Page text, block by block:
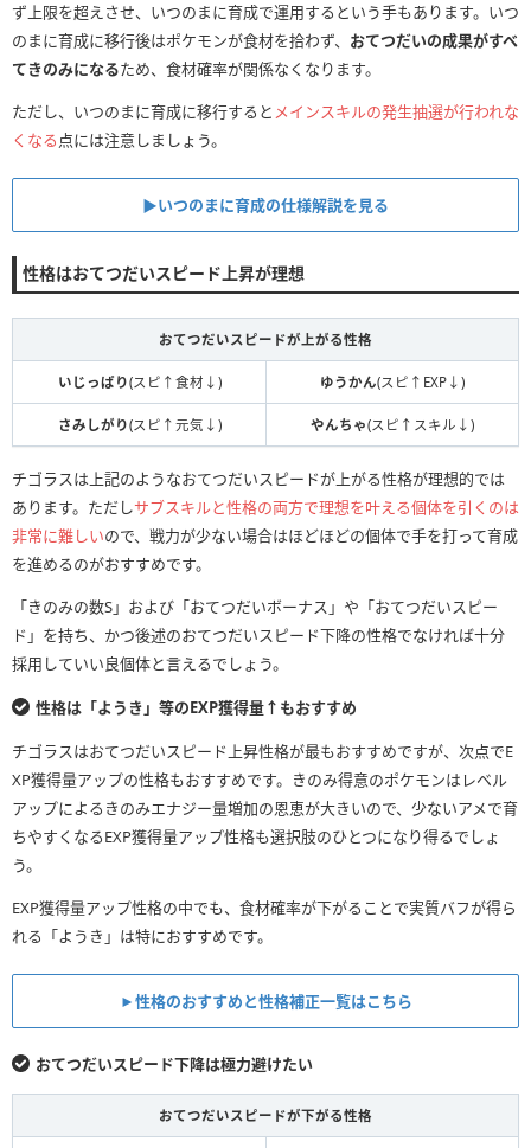
ず上限を超えさせ、いつのまに育成で運用するという手もあります。いつ
のまに育成に移行後はポケモンが食材を拾わず、 おてつだいの成果がすべ
てきのみになるため、食材確率が関係なくなります。
ただし、いつのまに育成に移行すると メインスキルの発生抽選が行われな
くなる 点には注意しましょう。
▶︎いつのまに育成の仕様解説を見る
性格はおてつだいスピード上昇が理想
おてつだいスピードが上がる性格
いじっぱり(スピ↑食材↓) ゆうかん(スピ↑EXP↓)
さみしがり(スピ↑元気↓) やんちゃ(スピ↑スキル↓)
チゴラスは上記のようなおてつだいスピードが上がる性格が理想的では
あります。ただしサブスキルと性格の両方で理想を叶える個体を引くのは
非常に難しいので、戦力が少ない場合はほどほどの個体で手を打って育成
を進めるのがおすすめです。
「きのみの数S」および「おてつだいボーナス」や「おてつだいスピー
ド」を持ち、かつ後述のおてつだいスピード下降の性格でなければ十分
採用していい良個体と言えるでしょう。
性格は「ようき」等のEXP獲得量↑もおすすめ
チゴラスはおてつだいスピード上昇性格が最もおすすめですが、次点でE
XP獲得量アップの性格もおすすめです。きのみ得意のポケモンはレベル
アップによるきのみエナジー量増加の恩恵が大きいので、少ないアメで育
ちやすくなるEXP獲得量アップ性格も選択肢のひとつになり得るでしょ
う。
EXP獲得量アップ性格の中でも、食材確率が下がることで実質バフが得ら
れる「ようき」は特におすすめです。
►性格のおすすめと性格補正一覧はこちら
おてつだいスピード下降は極力避けたい
おてつだいスピードが下がる性格